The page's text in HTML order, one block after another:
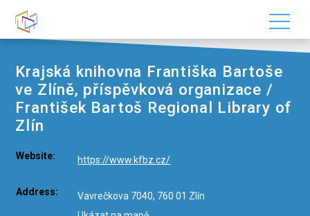
Krajská knihovna Františka Bartoše
ve Zlíně, příspěvková organizace /
František Bartoš Regional Library of
Zlín
Website: https://www.kfbz.cz/
Address:
Vavrečkova 7040, 760 01 Zlín